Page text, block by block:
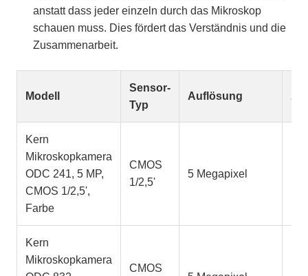
anstatt dass jeder einzeln durch das Mikroskop
schauen muss. Dies fördert das Verständnis und die
Zusammenarbeit.
Modell
Sensor-
Typ
Auflösung
Kern
Mikroskopkamera
ODC 241, 5 MP,
CMOS 1/2,5',
Farbe
CMOS
1/2,5'
5 Megapixel
Kern
Mikroskopkamera
CMOS